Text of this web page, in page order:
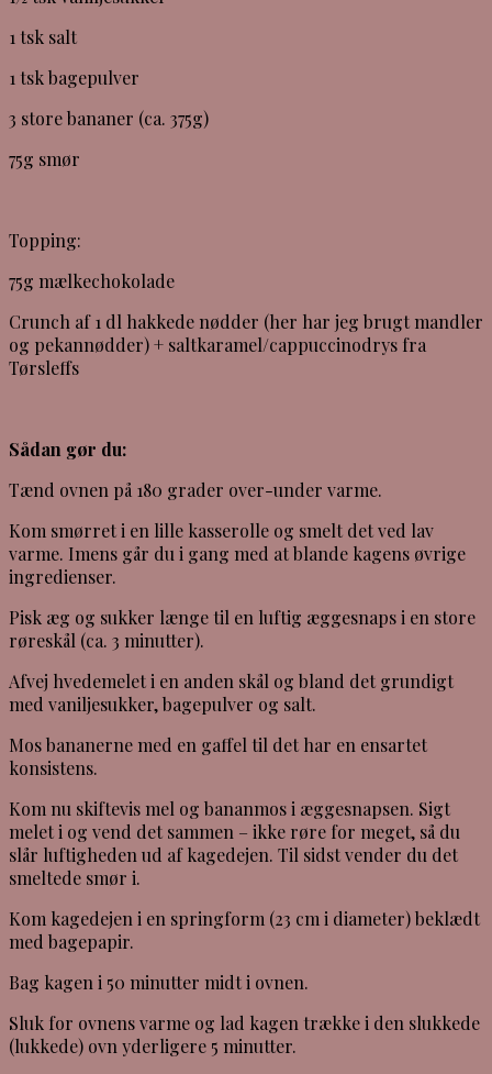
1 tsk salt
1 tsk bagepulver
3 store bananer (ca. 375g)
75g smør
Topping:
75g mælkechokolade
Crunch af 1 dl hakkede nødder (her har jeg brugt mandler
og pekannødder) + saltkaramel/cappuccinodrys fra
Tørsleffs
Sådan gør du:
Tænd ovnen på 180 grader over-under varme.
Kom smørret i en lille kasserolle og smelt det ved lav
varme. Imens går du i gang med at blande kagens øvrige
ingredienser.
Pisk æg og sukker længe til en luftig æggesnaps i en store
røreskål (ca. 3 minutter).
Afvej hvedemelet i en anden skål og bland det grundigt
med vaniljesukker, bagepulver og salt.
Mos bananerne med en gaffel til det har en ensartet
konsistens.
Kom nu skiftevis mel og bananmos i æggesnapsen. Sigt
melet i og vend det sammen – ikke røre for meget, så du
slår luftigheden ud af kagedejen. Til sidst vender du det
smeltede smør i.
Kom kagedejen i en springform (23 cm i diameter) beklædt
med bagepapir.
Bag kagen i 50 minutter midt i ovnen.
Sluk for ovnens varme og lad kagen trække i den slukkede
(lukkede) ovn yderligere 5 minutter.